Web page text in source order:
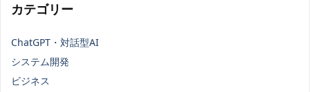
カテゴリー
ChatGPT・対話型AI
システム開発
ビジネス